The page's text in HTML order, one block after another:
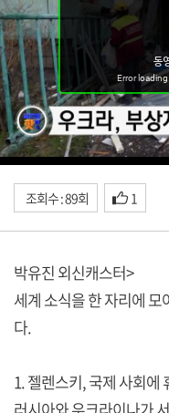
조회수 : 89회 1
박유진 외신캐스터>
세계 소식을 한 자리에
다.
1. 젤렌스키, 국제 사회에